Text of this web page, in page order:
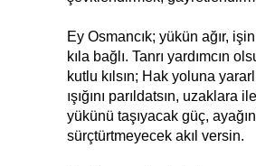
Ey Osmancık; yükün ağır,
kıla bağlı. Tanrı yardımcın
kutlu kılsın; Hak yoluna
ışığını parıldatsın, uzaklara
yükünü taşıyacak güç,
sürçtürtmeyecek akıl versin.